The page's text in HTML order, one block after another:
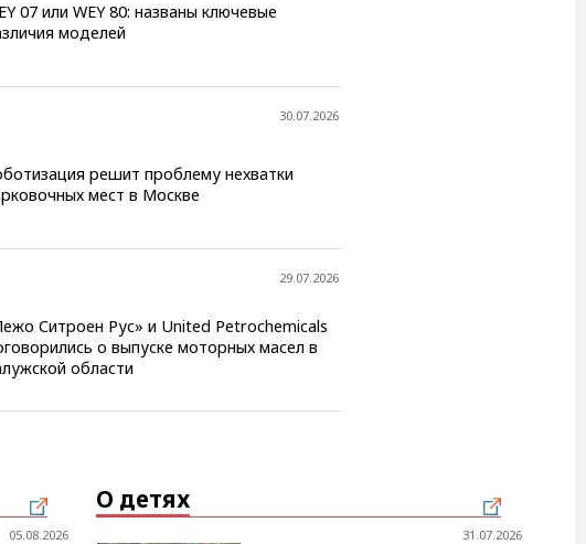
07 или WEY 80: названы ключевые
моделей
30.07.2026
решит проблему нехватки
мест в Москве
29.07.2026
Ситроен Рус» и United Petrochemicals
о выпуске моторных масел в
области
05.08.2026
О детях
31.07.2026